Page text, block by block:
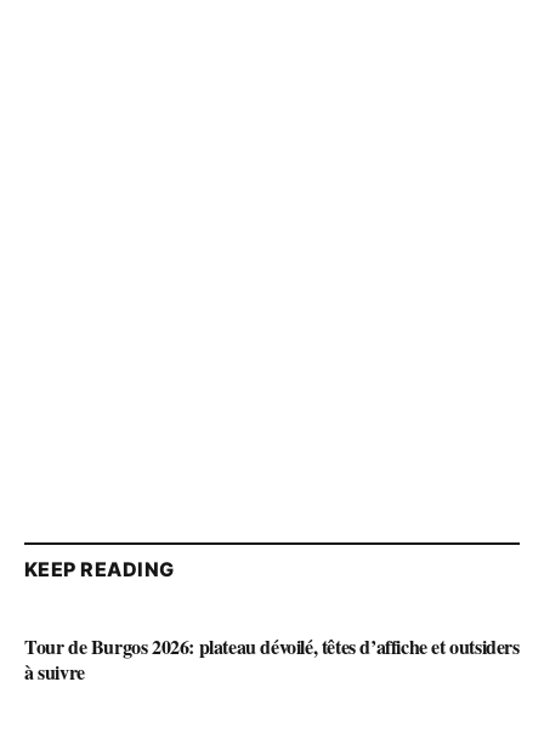
KEEP READING
Tour de Burgos 2026: plateau dévoilé, têtes d’affiche et outsiders
à suivre